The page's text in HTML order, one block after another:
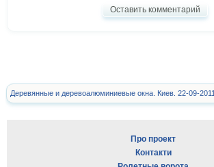
Оставить комментарий
Деревянные и деревоалюминиевые окна. Киев. 22-09-2011
Про проект
Контакти